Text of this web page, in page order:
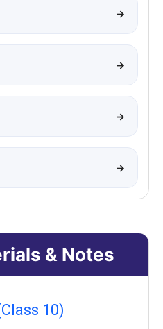
→
→
→
→
& Notes
(Class 10)